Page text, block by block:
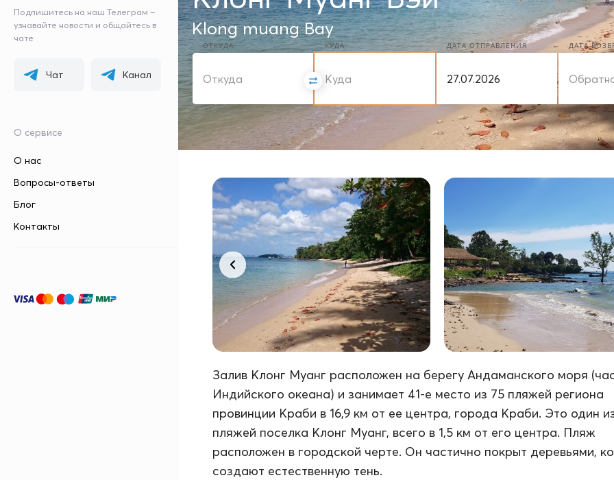
Подпишитесь на наш Телеграм –
узнавайте новости и общайтесь в
чате
Чат Канал
О сервисе
О нас
Вопросы-ответы
Блог
Контакты
Klong muang Bay
ОТКУДА КУДА ДАТА ОТПРАВЛЕНИЯ ДАТА
Залив Клонг Муанг расположен на берегу Андаманского моря
Индийского океана) и занимает 41-е место из 75 пляжей региона
провинции Краби в 16,9 км от ее центра, города Краби. Это один
пляжей поселка Клонг Муанг, всего в 1,5 км от его центра. Пляж
расположен в городской черте. Он частично покрыт деревьями,
создают естественную тень.